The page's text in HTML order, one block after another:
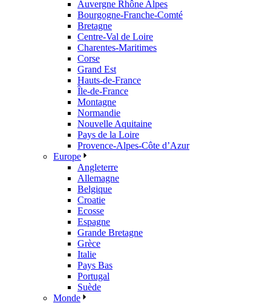
Auvergne Rhône Alpes
Bourgogne-Franche-Comté
Bretagne
Centre-Val de Loire
Charentes-Maritimes
Corse
Grand Est
Hauts-de-France
Île-de-France
Montagne
Normandie
Nouvelle Aquitaine
Pays de la Loire
Provence-Alpes-Côte d’Azur
Europe
Angleterre
Allemagne
Belgique
Croatie
Ecosse
Espagne
Grande Bretagne
Grèce
Italie
Pays Bas
Portugal
Suède
Monde